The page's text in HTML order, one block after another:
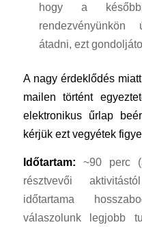
hogy a
átadni, ezt
A nagy érdeklődés
mailen történt
elektronikus űrlap
kérjük ezt vegyétek
Időtartam: ~90 perc
résztvevői
időtartama
válaszolunk legjobb